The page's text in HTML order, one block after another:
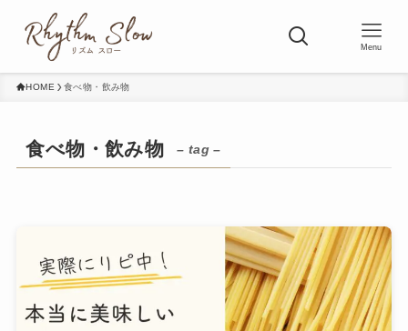
Menu
HOME 食べ物・飲み物
食べ物・飲み物 – tag –